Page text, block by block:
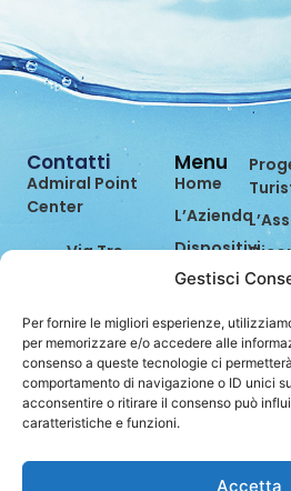
Gestisci
Per fornire le migliori esperienze,
per memorizzare e/o accedere alle
consenso a queste tecnologie ci
comportamento di navigazione o ID unici
acconsentire o ritirare il consenso può
caratteristiche e funzioni.
Accetta
Menu
Home
L’Azienda
Dispositivi
Prevenzione
Bilancio di
Sostenibilità
di
con
Contatti
Admiral Point
Center
Via Tre
47891
Dogana
(RSM)
0549.962849